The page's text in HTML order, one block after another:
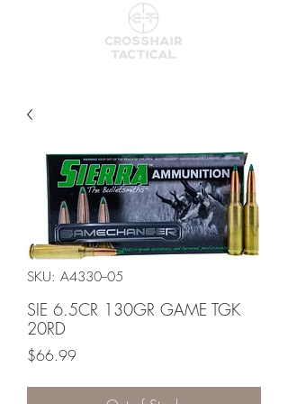
SKU: A4330--05
SIE 6.5CR 130GR GAME TGK
20RD
$66.99Price